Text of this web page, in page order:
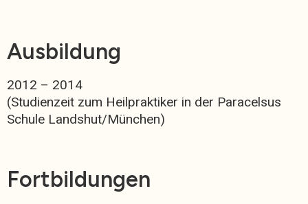
Ausbildung
2012 – 2014
(Studienzeit zum Heilpraktiker in der Paracelsus
Schule Landshut/München)
Fortbildungen